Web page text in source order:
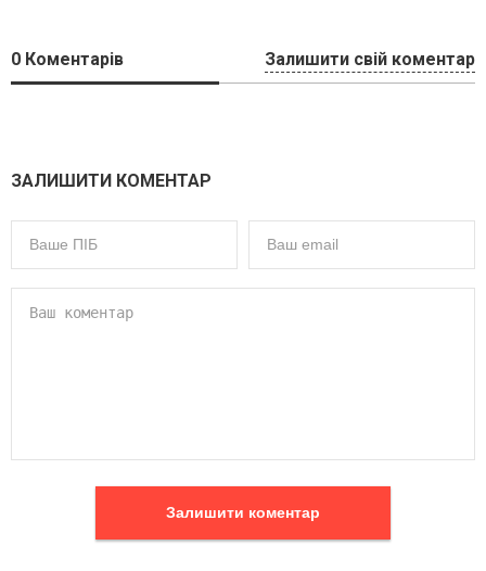
0 Коментарів Залишити свій коментар
ЗАЛИШИТИ КОМЕНТАР
Залишити коментар